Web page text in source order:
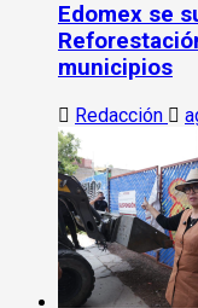
Edomex se
municipios
Redacción